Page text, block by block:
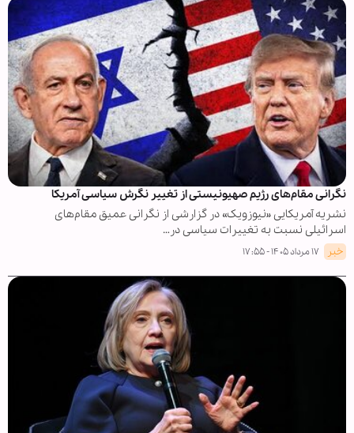
نگرانی مقام‌های رژیم صهیونیستی از تغییر نگرش سیاسی آمریکا
نشریه آمریکایی «نیوزویک» در گزارشی از نگرانی عمیق مقام‌های
اسرائیلی نسبت به تغییرات سیاسی در…
خبر ۱۷ مرداد ۱۴۰۵ - ۱۷:۵۵